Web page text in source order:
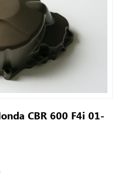
CBR 600 F4i 01-